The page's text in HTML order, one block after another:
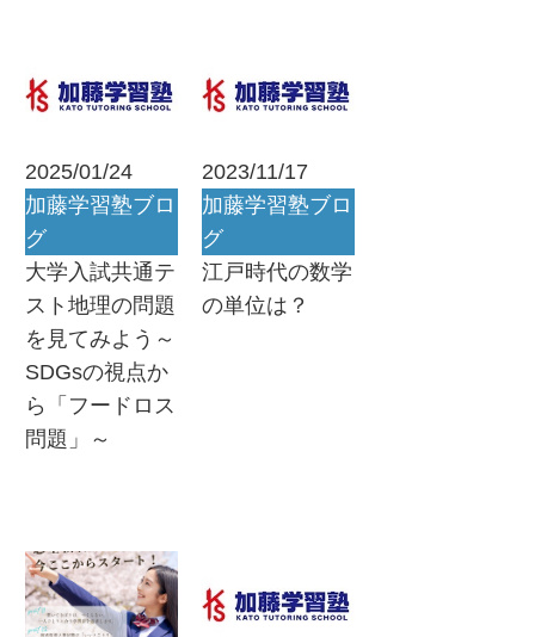
2025/01/24
加藤学習塾ブロ
グ
大学入試共通テ
スト地理の問題
を見てみよう～
SDGsの視点か
ら「フードロス
問題」～
2023/11/17
加藤学習塾ブロ
グ
江戸時代の数学
の単位は？